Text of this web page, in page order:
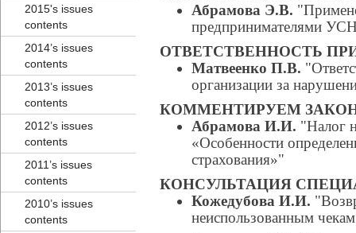
2015's issues
contents
2014’s issues
contents
2013’s issues
contents
2012’s issues
contents
2011’s issues
contents
2010’s issues
contents
Абрамова Э.В.
предпринимателями УСН
ОТВЕТСТВЕННОСТЬ
Матвеенко П.В.
организации за
КОММЕНТИРУЕМ
Абрамова И.И. "Налог
«Особенности
страхования»"
КОНСУЛЬТАЦИЯ
Кожедубова И.И.
неиспользованным